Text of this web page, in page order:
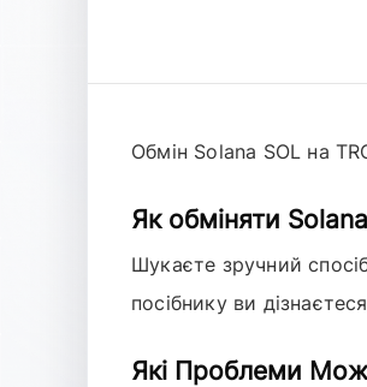
Обмін Solana SOL на
Як обміняти
Шукаєте зручний
посібнику ви
Які Проблеми